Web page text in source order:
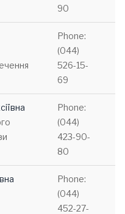
90
Phone:
(044)
526-15-
69
Phone:
(044)
423-90-
80
Phone:
(044)
452-27-